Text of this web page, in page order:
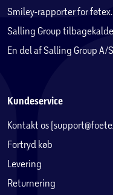
Smiley-rapporter for
Salling Group
En del af Salling Group A/
Kundeservice
Kontakt os
Fortryd køb
Levering
Returnering